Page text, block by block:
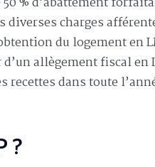
charges
du logement en
allègement fiscal en
dans toute
?